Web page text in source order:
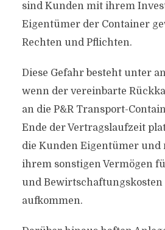
sind Kunden mit ihrem
Eigentümer der Container
Rechten und Pflichten.
Diese Gefahr besteht unter
wenn der vereinbarte
an die P&R Transport-
Ende der Vertragslaufzeit
die Kunden Eigentümer und
ihrem sonstigen Vermögen
und Bewirtschaftungskosten
aufkommen.